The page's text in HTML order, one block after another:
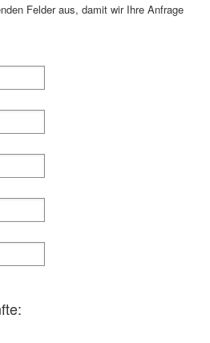
Felder aus, damit wir Ihre Anfrage